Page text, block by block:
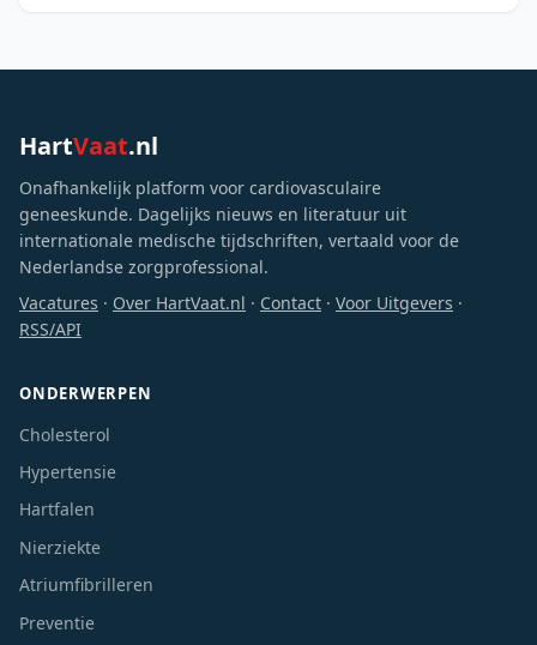
HartVaat.nl
Onafhankelijk platform voor cardiovasculaire
geneeskunde. Dagelijks nieuws en literatuur uit
internationale medische tijdschriften, vertaald voor de
Nederlandse zorgprofessional.
Vacatures · Over HartVaat.nl · Contact · Voor Uitgevers ·
RSS/API
ONDERWERPEN
Cholesterol
Hypertensie
Hartfalen
Nierziekte
Atriumfibrilleren
Preventie